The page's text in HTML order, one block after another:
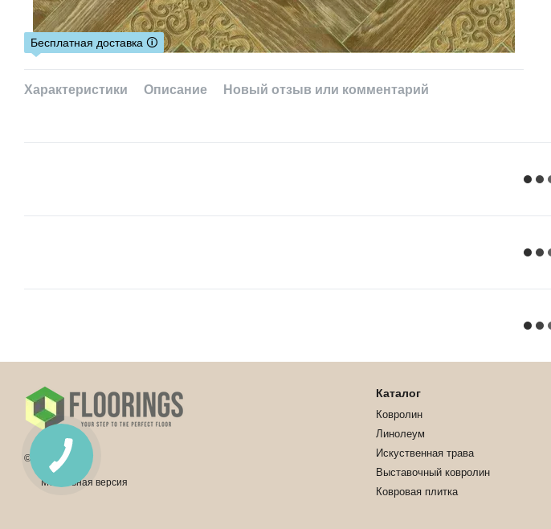
Бесплатная доставка 🛈
Характеристики Описание Новый отзыв или комментарий
© 2026
Мобильная версия
Каталог
Ковролин
Линолеум
Искуственная трава
Выставочный ковролин
Ковровая плитка